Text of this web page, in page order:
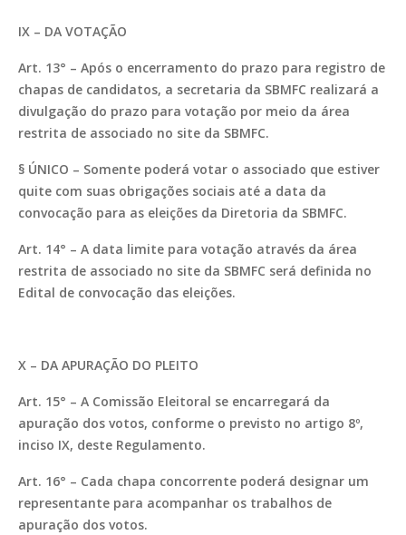
IX – DA VOTAÇÃO
Art. 13° – Após o encerramento do prazo para registro de
chapas de candidatos, a secretaria da SBMFC realizará a
divulgação do prazo para votação por meio da área
restrita de associado no site da SBMFC.
§ ÚNICO – Somente poderá votar o associado que estiver
quite com suas obrigações sociais até a data da
convocação para as eleições da Diretoria da SBMFC.
Art. 14° – A data limite para votação através da área
restrita de associado no site da SBMFC será definida no
Edital de convocação das eleições.
X – DA APURAÇÃO DO PLEITO
Art. 15° – A Comissão Eleitoral se encarregará da
apuração dos votos, conforme o previsto no artigo 8º,
inciso IX, deste Regulamento.
Art. 16° – Cada chapa concorrente poderá designar um
representante para acompanhar os trabalhos de
apuração dos votos.